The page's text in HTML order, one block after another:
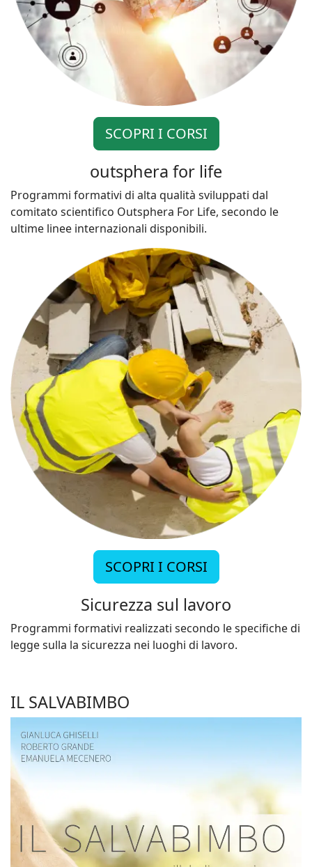
SCOPRI I CORSI
outsphera for life
Programmi formativi di alta qualità sviluppati dal
comitato scientifico Outsphera For Life, secondo le
ultime linee internazionali disponibili.
SCOPRI I CORSI
Sicurezza sul lavoro
Programmi formativi realizzati secondo le specifiche di
legge sulla la sicurezza nei luoghi di lavoro.
IL SALVABIMBO